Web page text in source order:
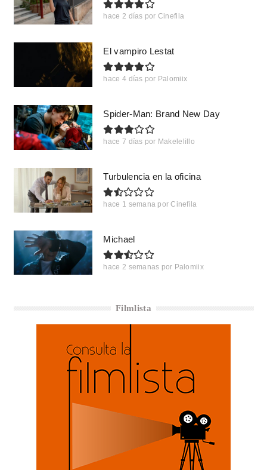
hace 2 días por Cinefila
El vampiro Lestat
hace 4 días por Palomiix
Spider-Man: Brand New Day
hace 7 días por Makelelillo
Turbulencia en la oficina
hace 1 semana por Cinefila
Michael
hace 2 semanas por Palomiix
Filmlista